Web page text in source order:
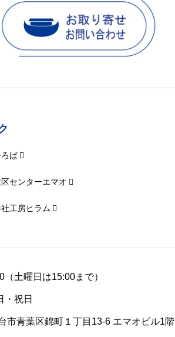
ば
センターエマオ
工房ヒラム
（土曜日は15:00まで）
・祝日
青葉区錦町１丁目13-6 エマオビル1階